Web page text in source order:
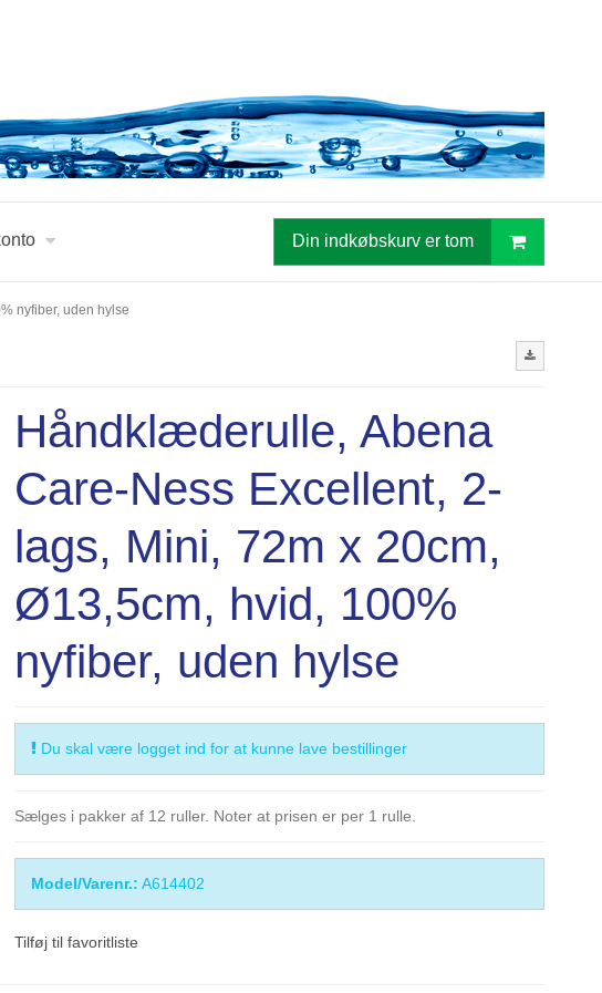
Din indkøbskurv er tom
nyfiber, uden hylse
Håndklæderulle, Abena
Care-Ness Excellent, 2-
lags, Mini, 72m x 20cm,
Ø13,5cm, hvid, 100%
nyfiber, uden hylse
Du skal være logget ind for at kunne lave bestillinger
Sælges i pakker af 12 ruller. Noter at prisen er per 1 rulle.
Model/Varenr.: A614402
Tilføj til favoritliste